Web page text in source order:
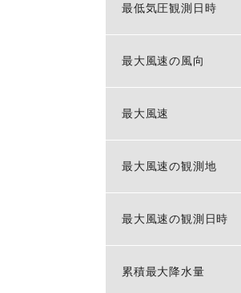
最低気圧観測日時
最大風速の風向
最大風速
最大風速の観測地
最大風速の観測日時
累積最大降水量